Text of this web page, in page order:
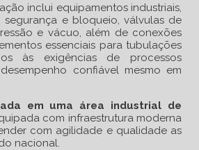
inclui equipamentos industriais,
e bloqueio, válvulas de
e vácuo, além de conexões
essenciais para tubulações
às exigências de processos
confiável mesmo em
em uma área industrial de
com infraestrutura moderna
com agilidade e qualidade as
nacional.